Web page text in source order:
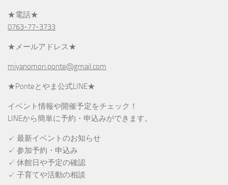
★電話★
0763-77-3733
★メールアドレス★
miyanomori.ponte@gmail.com
★Ponteとやま公式LINE★
イベント情報や開催予定をチェック！
LINEから簡単に予約・申込みができます。
✓ 最新イベントのお知らせ
✓ 参加予約・申込み
✓ 休館日や予定の確認
✓ 子育てや活動の相談